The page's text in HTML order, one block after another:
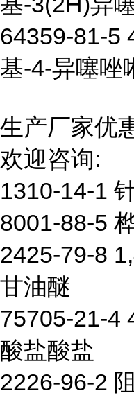
64359-81-5
基-4-异噻唑
生产厂家优
欢迎咨询:
1310-14-1
8001-88-5
2425-79-8
甘油醚
75705-21-4
酸盐酸盐
2226-96-2